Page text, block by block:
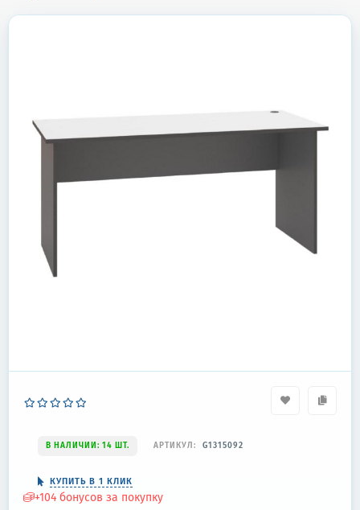
В НАЛИЧИИ: 14 ШТ. АРТИКУЛ: G1315092
КУПИТЬ В 1 КЛИК
+104 бонусов за покупку